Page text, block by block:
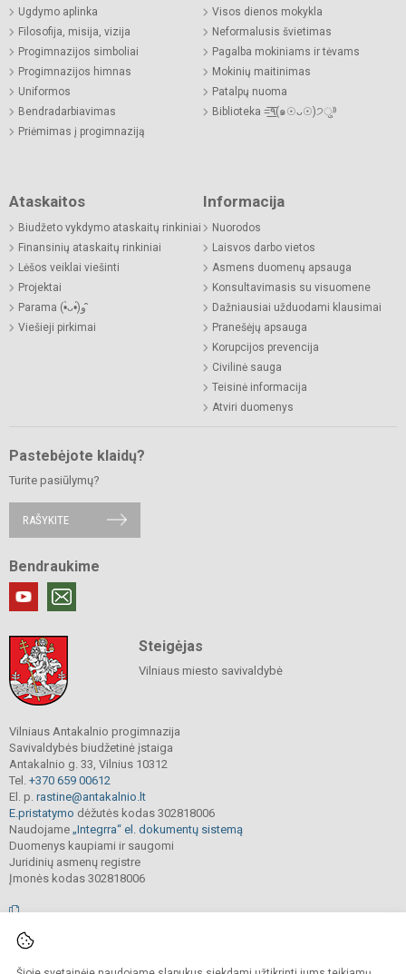
Ugdymo aplinka
Filosofija, misija, vizija
Progimnazijos simboliai
Progimnazijos himnas
Uniformos
Bendradarbiavimas
Priėmimas į progimnaziją
Visos dienos mokykla
Neformalusis švietimas
Pagalba mokiniams ir tėvams
Mokinių maitinimas
Patalpų nuoma
Biblioteka =͟͟͞͞٩(๑☉ᴗ☉)੭ु⁾⁾
Ataskaitos
Biudžeto vykdymo ataskaitų rinkiniai
Finansinių ataskaitų rinkiniai
Lėšos veiklai viešinti
Projektai
Parama (•̀ᴗ•́)و ̑̑
Viešieji pirkimai
Informacija
Nuorodos
Laisvos darbo vietos
Asmens duomenų apsauga
Konsultavimasis su visuomene
Dažniausiai užduodami klausimai
Pranešėjų apsauga
Korupcijos prevencija
Civilinė sauga
Teisinė informacija
Atviri duomenys
Pastebėjote klaidų?
Turite pasiūlymų?
RAŠYKITE
Bendraukime
Steigėjas
Vilniaus miesto savivaldybė
Vilniaus Antakalnio progimnazija
Savivaldybės biudžetinė įstaiga
Antakalnio g. 33, Vilnius 10312
Tel. +370 659 00612
El. p. rastine@antakalnio.lt
E.pristatymo dėžutės kodas 302818006
Naudojame „Integrra“ el. dokumentų sistemą
Duomenys kaupiami ir saugomi
Juridinių asmenų registre
Įmonės kodas 302818006